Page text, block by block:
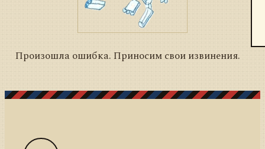
Произошла ошибка. Приносим свои извинения.